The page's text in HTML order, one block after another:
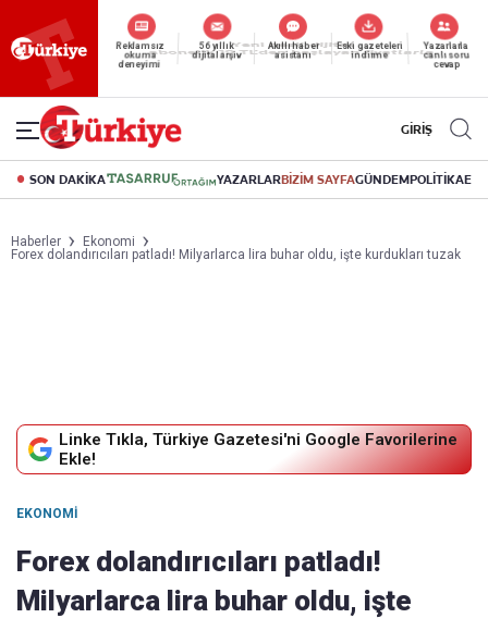
Reklamsız
okuma
deneyimi
56 yıllık
dijital arşiv
Akıllı haber
asistanı
Eski gazeteleri
indirme
Yazarlarla
canlı soru
cevap
GİRİŞ
SON DAKİKA YAZARLARBİZİM SAYFAGÜNDEMPOLİTİKA
Haberler
Ekonomi
Forex dolandırıcıları patladı! Milyarlarca lira buhar oldu, işte kurdukları tuzak
Linke Tıkla, Türkiye Gazetesi'ni Google Favorilerine
Ekle!
EKONOMI
Forex dolandırıcıları patladı!
Milyarlarca lira buhar oldu, işte